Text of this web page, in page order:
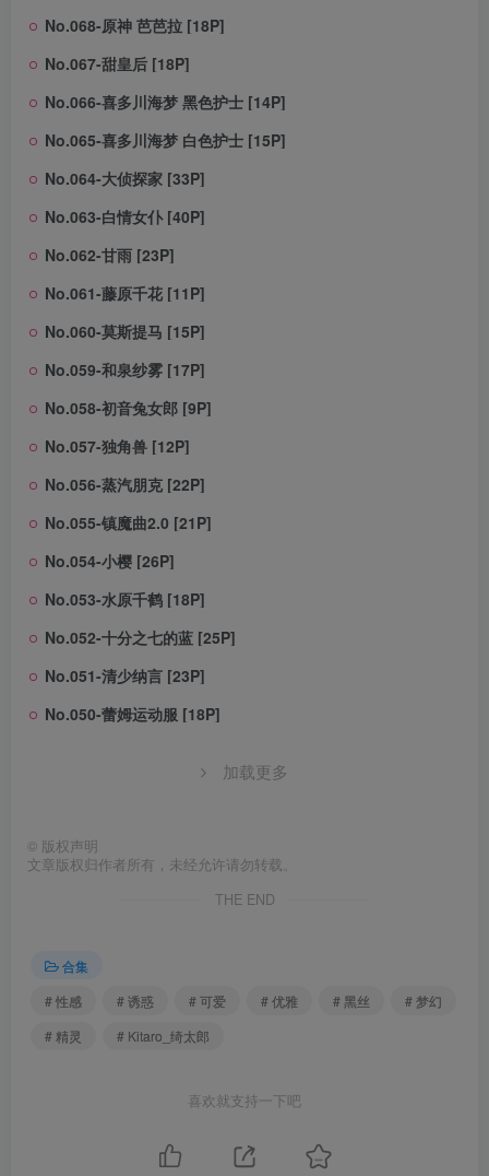
No.068-原神 芭芭拉 [18P]
No.067-甜皇后 [18P]
No.066-喜多川海梦 黑色护士 [14P]
No.065-喜多川海梦 白色护士 [15P]
No.064-大侦探家 [33P]
No.063-白情女仆 [40P]
No.062-甘雨 [23P]
No.061-藤原千花 [11P]
No.060-莫斯提马 [15P]
No.059-和泉纱雾 [17P]
No.058-初音兔女郎 [9P]
No.057-独角兽 [12P]
No.056-蒸汽朋克 [22P]
No.055-镇魔曲2.0 [21P]
No.054-小樱 [26P]
No.053-水原千鹤 [18P]
No.052-十分之七的蓝 [25P]
No.051-清少纳言 [23P]
No.050-蕾姆运动服 [18P]
加载更多
© 版权声明
文章版权归作者所有，未经允许请勿转载。
THE END
合集
# 性感
# 诱惑 # 可爱 # 优雅 # 黑丝
# 梦幻
# 精灵
# Kitaro_绮太郎
喜欢就支持一下吧